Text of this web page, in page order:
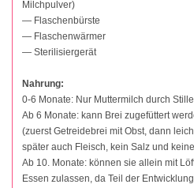
Milchpulver)
— Flaschenbürste
— Flaschenwärmer
— Sterilisiergerät
Nahrung:
0-6 Monate: Nur Muttermilch durch
Ab 6 Monate: kann Brei zugefüttert
(zuerst Getreidebrei mit Obst, dann
später auch Fleisch, kein Salz und
Ab 10. Monate: können sie allein mit
Essen zulassen, da Teil der